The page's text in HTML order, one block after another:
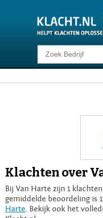
Klacht melden
Login
Klachten over
Bij Van Harte zijn 1
gemiddelde beoordeling is
Harte . Bekijk ook het